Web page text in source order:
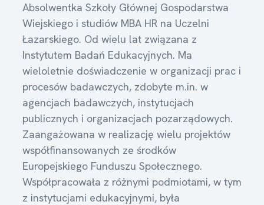
Absolwentka Szkoły Głównej Gospodarstwa
Wiejskiego i studiów MBA HR na Uczelni
Łazarskiego. Od wielu lat związana z
Instytutem Badań Edukacyjnych. Ma
wieloletnie doświadczenie w organizacji prac i
procesów badawczych, zdobyte m.in. w
agencjach badawczych, instytucjach
publicznych i organizacjach pozarządowych.
Zaangażowana w realizację wielu projektów
współfinansowanych ze środków
Europejskiego Funduszu Społecznego.
Współpracowała z różnymi podmiotami, w tym
z instytucjami edukacyjnymi, była